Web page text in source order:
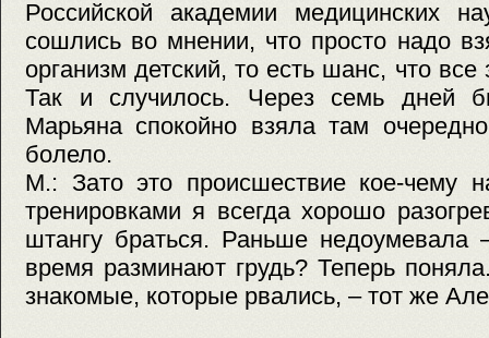
Российской академии медицинских
сошлись во мнении, что просто надо
организм детский, то есть шанс, что
Так и случилось. Через семь дней
Марьяна спокойно взяла там
болело.
М.: Зато это происшествие кое-чему
тренировками я всегда хорошо
штангу браться. Раньше
время разминают грудь? Теперь
знакомые, которые рвались, – тот же